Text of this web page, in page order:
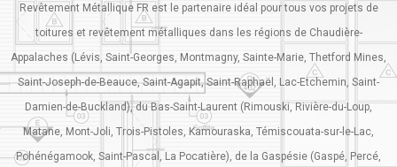
Revêtement Métallique FR est le partenaire idéal pour tous vos projets de
toitures et revêtement métalliques dans les régions de Chaudière-
Appalaches (Lévis, Saint-Georges, Montmagny, Sainte-Marie, Thetford Mines,
Saint-Joseph-de-Beauce, Saint-Agapit, Saint-Raphaël, Lac-Etchemin, Saint-
Damien-de-Buckland), du Bas-Saint-Laurent (Rimouski, Rivière-du-Loup,
Matane, Mont-Joli, Trois-Pistoles, Kamouraska, Témiscouata-sur-le-Lac,
Pohénégamook, Saint-Pascal, La Pocatière), de la Gaspésie (Gaspé, Percé,